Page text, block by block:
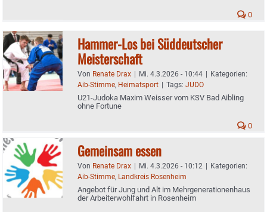
0
Hammer-Los bei Süddeutscher
Meisterschaft
Von Renate Drax | Mi. 4.3.2026 - 10:44 | Kategorien:
Aib-Stimme, Heimatsport | Tags: JUDO
U21-Judoka Maxim Weisser vom KSV Bad Aibling
ohne Fortune
0
Gemeinsam essen
Von Renate Drax | Mi. 4.3.2026 - 10:12 | Kategorien:
Aib-Stimme, Landkreis Rosenheim
Angebot für Jung und Alt im Mehrgenerationenhaus
der Arbeiterwohlfahrt in Rosenheim